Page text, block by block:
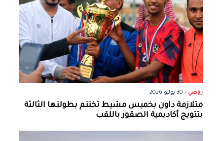
رياضي / 30 يوليو 2026
متلازمة داون بخميس مشيط تختتم بطولتها الثالثة
بتتويج أكاديمية الصقور باللقب